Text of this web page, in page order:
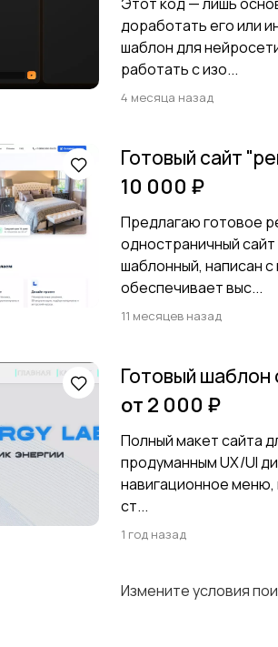
доработать его или
шаблон для
работать с изо...
4 месяца назад
Готовый сайт
10 000 ₽
Предлагаю готовое
одностраничный
шаблонный, написан
обеспечивает выс...
11 месяцев назад
Готовый шаблон
от 2 000 ₽
Полный макет сайта
продуманным UX/UI
навигационное меню,
ст...
1 год назад
Измените условия